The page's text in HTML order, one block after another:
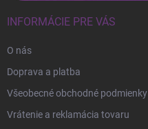
INFORMÁCIE PRE VÁS
O nás
Doprava a platba
Všeobecné obchodné podmienky
Vrátenie a reklamácia tovaru